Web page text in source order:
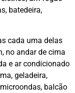
batedeira,
cada uma delas
no andar de cima
e ar condicionado
geladeira,
balcão